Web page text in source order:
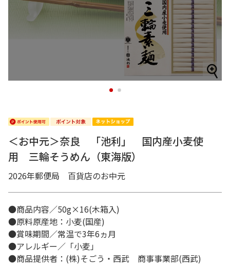
1 2
＜お中元＞奈良 「池利」 国内産小麦使
用 三輪そうめん（東海版）
2026年郵便局 百貨店のお中元
●商品内容／50g×16(木箱入)
●原料原産地：小麦(国産)
●賞味期間／常温で3年6ヵ月
●アレルギー／「小麦」
●商品提供者：(株)そごう・西武 商事事業部(西武)